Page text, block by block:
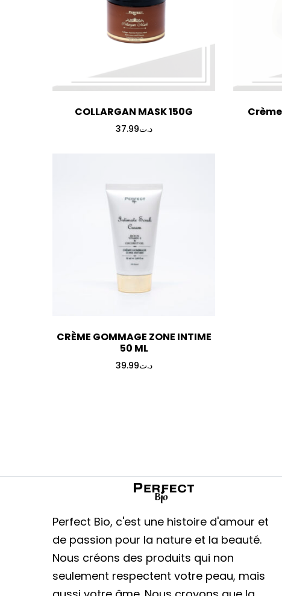
COLLARGAN MASK 150G
د.ت37.99
CRÈME GOMMAGE ZONE INTIME
50 ML
د.ت39.99
Perfect Bio, c'est une histoire d'amour et
de passion pour la nature et la beauté.
Nous créons des produits qui non
seulement respectent votre peau, mais